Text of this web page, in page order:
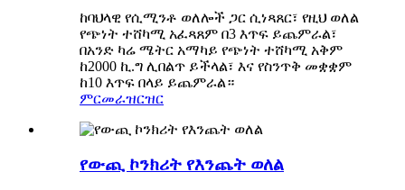
ከባህላዊ የሲሚንቶ ወለሎች ጋር ሲነጻጸር፣ የዚህ ወለል
የጭነት ተሸካሚ አፈጻጸም በ3 እጥፍ ይጨምራል፣
በአንድ ካሬ ሜትር አማካይ የጭነት ተሸካሚ አቅም
ከ2000 ኪ.ግ ሊበልጥ ይችላል፣ እና የስንጥቅ መቋቋም
ከ10 እጥፍ በላይ ይጨምራል።
ምርመራዝርዝር
የውጪ ኮንክሪት የእንጨት ወለል